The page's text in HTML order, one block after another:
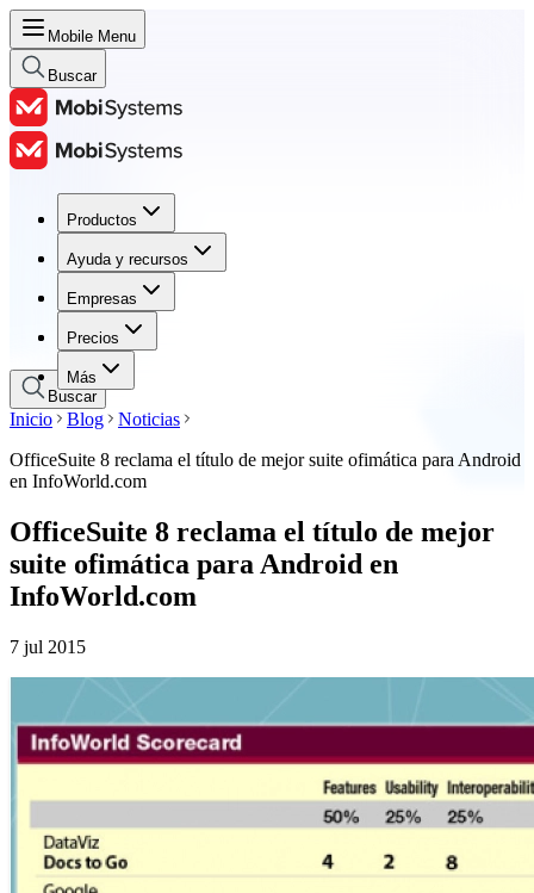
Mobile Menu
Buscar
Productos
Ayuda y recursos
Empresas
Precios
Más
Productos
Ayuda y recursos
Empresas
Precios
Buscar
Inicio Blog
Noticias
OfficeSuite 8 reclama el título de mejor suite ofimática para Android
en InfoWorld.com
OfficeSuite 8 reclama el título de mejor
suite ofimática para Android en
InfoWorld.com
7 jul 2015